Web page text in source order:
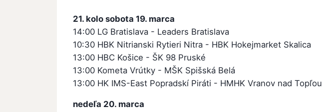
21. kolo sobota 19. marca
14:00 LG Bratislava - Leaders Bratislava
10:30 HBK Nitrianski Rytieri Nitra - HBK Hokejmarket Skalica
13:00 HBC Košice - ŠK 98 Pruské
13:00 Kometa Vrútky - MŠK Spišská Belá
13:00 HK IMS-East Popradskí Piráti - HMHK Vranov nad Topľou
nedeľa 20. marca